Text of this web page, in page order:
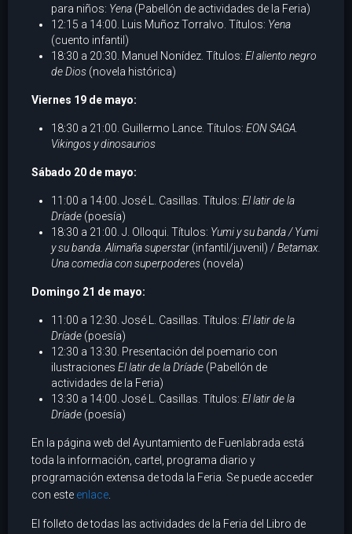
para niños: Yena (Pabellón de actividades de la Feria)
12:15 a 14:00. Luis Muñoz Torralvo. Títulos: Yena
(cuento infantil)
18:30 a 20:30. Manuel Nonídez. Títulos: El aliento negro
de Dios (novela histórica)
Viernes 19 de mayo:
18:30 a 21:00. Guillermo Lance. Títulos: EON SAGA.
Vikingos y dinosaurios
Sábado 20 de mayo:
11:00 a 14:00. José L. Casillas. Títulos: El latir de la
Dríade (poesía)
18:30 a 21:00. J. Olloqui. Títulos: Yumi y su banda / Yumi
y su banda. Alimaña superstar (infantil/juvenil) / Betamax.
Una comedia con superpoderes (novela)
Domingo 21 de mayo:
11:00 a 12:30. José L. Casillas. Títulos: El latir de la
Dríade (poesía)
12:30 a 13:30. Presentación del poemario con
ilustraciones El latir de la Dríade (Pabellón de
actividades de la Feria)
13:30 a 14:00. José L. Casillas. Títulos: El latir de la
Dríade (poesía)
En la página web del Ayuntamiento de Fuenlabrada está
toda la información, cartel, programa diario y
programación extensa de toda la Feria. Se puede acceder
con este enlace
El folleto de todas las actividades de la Feria del Libro de